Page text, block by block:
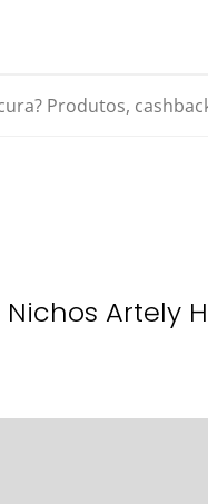
Produtos, cashback,
Nichos Artely